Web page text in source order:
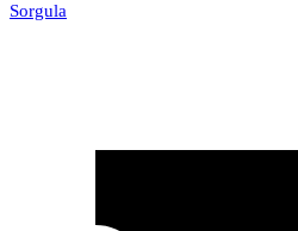
Sorgula